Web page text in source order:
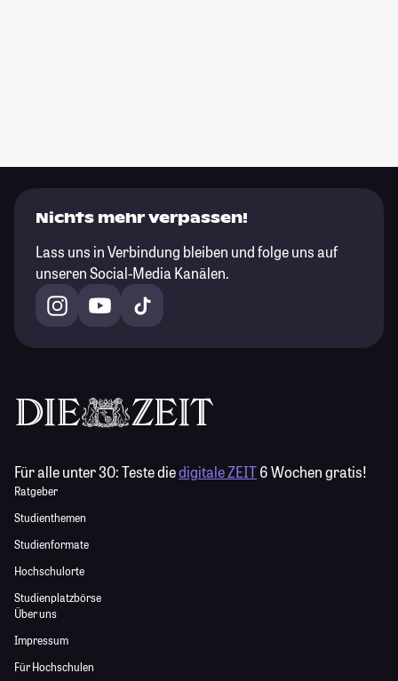
Nichts mehr verpassen!
Lass uns in Verbindung bleiben und folge uns auf
unseren Social-Media Kanälen.
Für alle unter 30:Teste diedigitale ZEIT6 Wochen gratis!
Ratgeber
Studienthemen
Studienformate
Hochschulorte
Studienplatzbörse
Über uns
Impressum
Für Hochschulen